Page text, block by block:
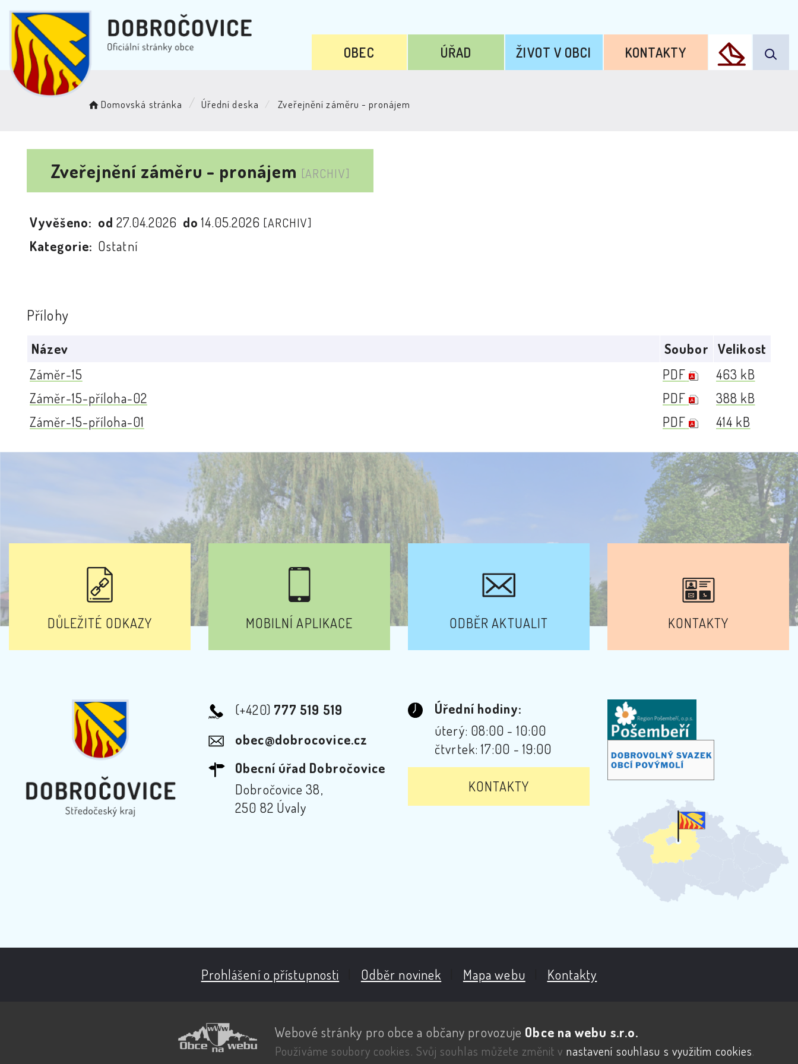
OBEC ÚŘAD ŽIVOT V OBCI KONTAKTY
Domovská stránka Úřední deska Zveřejnění záměru - pronájem
Zveřejnění záměru - pronájem [ARCHIV]
Vyvěšeno: od27.04.2026 do14.05.2026 [ARCHIV]
Kategorie: Ostatní
Přílohy
Název Soubor
Velikost
Záměr-15
PDF
463 kB
Záměr-15-příloha-02
PDF
388 kB
Záměr-15-příloha-01
PDF 414 kB
DŮLEŽITÉ ODKAZY MOBILNÍ APLIKACE ODBĚR AKTUALIT KONTAKTY
(+420) 777 519 519
obec@dobrocovice.cz
Obecní úřad Dobročovice
Dobročovice 38,
250 82 Úvaly
Úřední hodiny:
úterý: 08:00 - 10:00
čtvrtek: 17:00 - 19:00
KONTAKTY
Prohlášení o přístupnosti Odběr novinek Mapa webu Kontakty
Webové stránky pro obce a občany provozuje Obce na webu s.r.o.
Používáme soubory cookies. Svůj souhlas můžete změnit v nastavení souhlasu s využitím cookies.